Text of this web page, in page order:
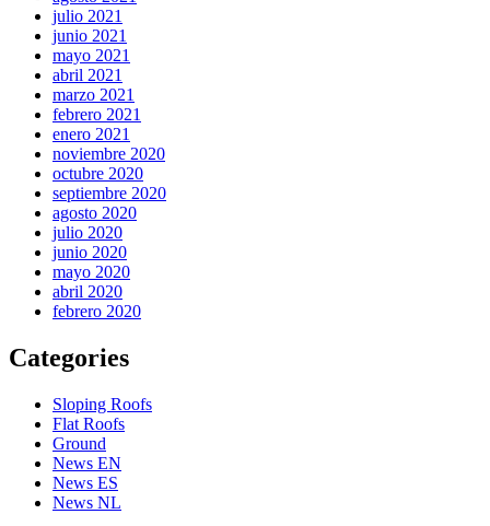
julio 2021
junio 2021
mayo 2021
abril 2021
marzo 2021
febrero 2021
enero 2021
noviembre 2020
octubre 2020
septiembre 2020
agosto 2020
julio 2020
junio 2020
mayo 2020
abril 2020
febrero 2020
Categories
Sloping Roofs
Flat Roofs
Ground
News EN
News ES
News NL